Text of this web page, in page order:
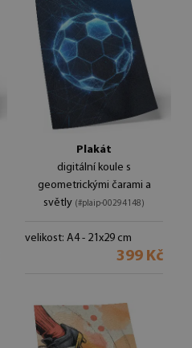
Plakát
digitální koule s
geometrickými čarami a
světly (#plaip-00294148)
velikost: A4 - 21x29 cm
399 Kč